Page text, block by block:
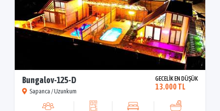
Bungalov-125-D
Sapanca / Uzunkum
GECELİK EN DÜŞÜK
13.000 TL